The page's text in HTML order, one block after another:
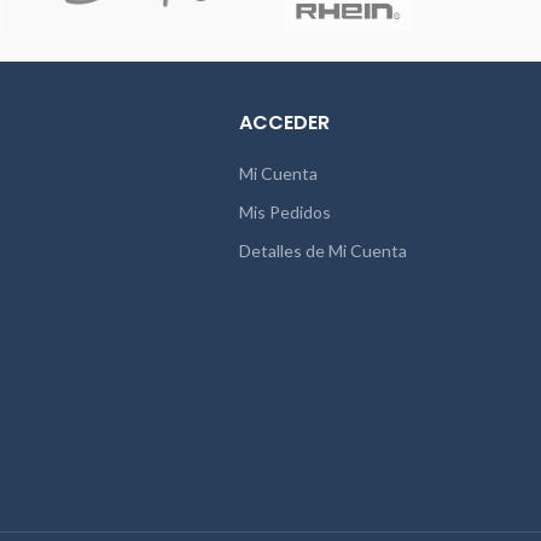
ACCEDER
Mi Cuenta
Mis Pedidos
Detalles de Mi Cuenta